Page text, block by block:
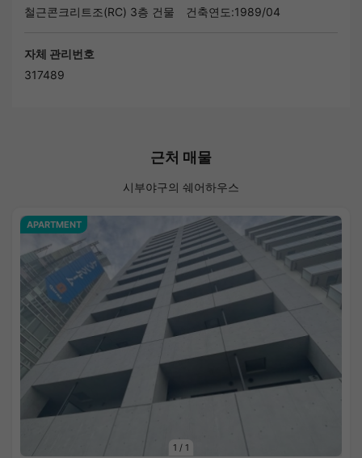
철근콘크리트조(RC) 3층 건물
건축연도:1989/04
자체 관리번호
317489
근처 매물
시부야구의 쉐어하우스
1 / 1
APARTMENT